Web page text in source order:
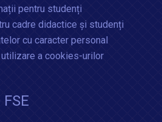
pentru studenți
cadre didactice și studenți
cu caracter personal
a cookies-urilor